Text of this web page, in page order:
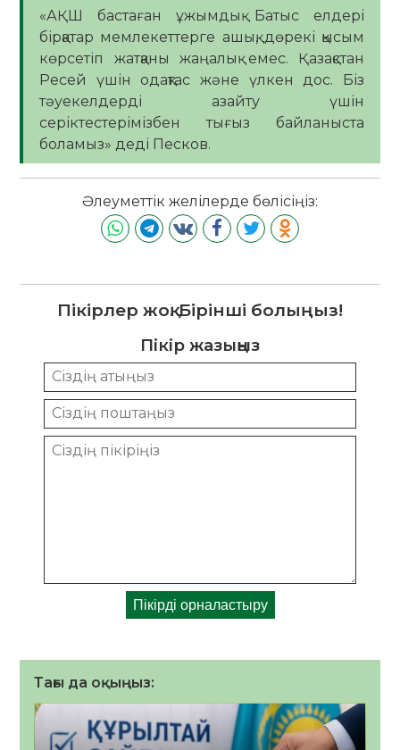
«АҚШ бастаған ұжымдық Батыс елдері
бірқатар мемлекеттерге ашық, дөрекі қысым
көрсетіп жатқаны жаңалық емес. Қазақстан
Ресей үшін одақтас және үлкен дос. Біз
тәуекелдерді азайту үшін
серіктестерімізбен тығыз байланыста
боламыз» деді Песков.
Әлеуметтік желілерде бөлісіңіз:
Пікірлер жоқ. Бірінші болыңыз!
Пікір жазыңыз
Тағы да оқыңыз: